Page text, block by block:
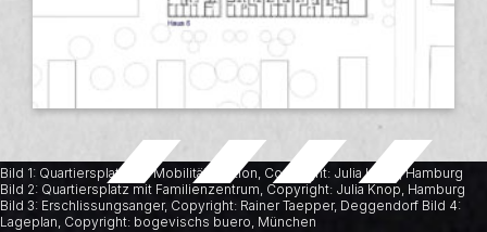
Bild 1: Quartiersplatz mit Mobilitätsstation, Copyright: Julia Knop, Hamburg
Bild 2: Quartiersplatz mit Familienzentrum, Copyright: Julia Knop, Hamburg
Bild 3: Erschlissungsanger, Copyright: Rainer Taepper, Deggendorf Bild 4:
Lageplan, Copyright: bogevischs buero, München